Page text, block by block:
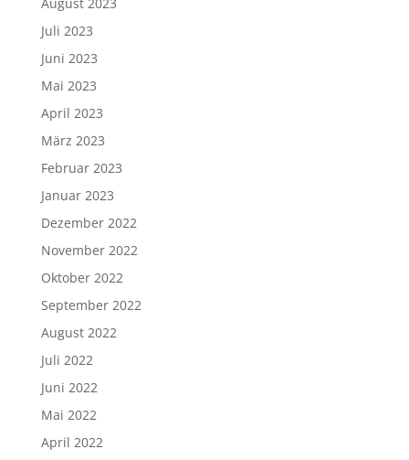
Juli 2023
Juni 2023
Mai 2023
April 2023
März 2023
Februar 2023
Januar 2023
Dezember 2022
November 2022
Oktober 2022
September 2022
August 2022
Juli 2022
Juni 2022
Mai 2022
April 2022